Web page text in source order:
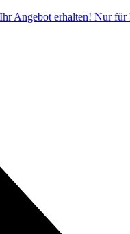
Angebot erhalten! Nur